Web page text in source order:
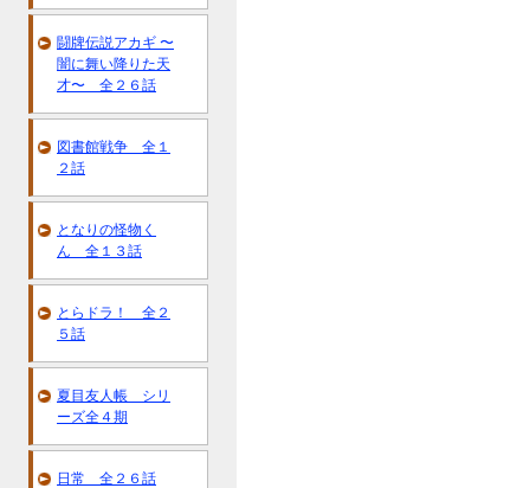
闘牌伝説アカギ 〜
闇に舞い降りた天
才〜 全２６話
図書館戦争 全１
２話
となりの怪物く
ん 全１３話
とらドラ！ 全２
５話
夏目友人帳 シリ
ーズ全４期
日常 全２６話